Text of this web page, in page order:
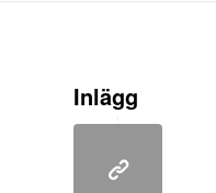
Inlägg